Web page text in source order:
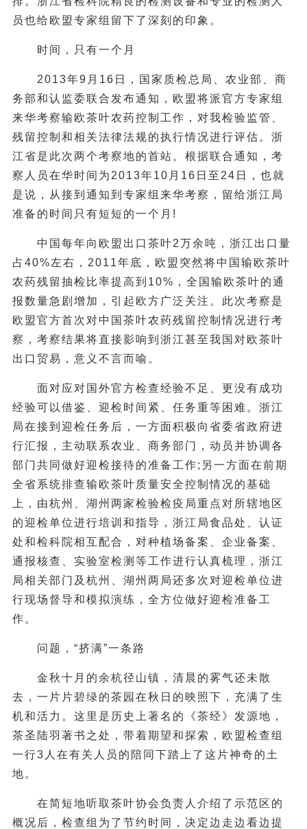
员也给欧盟专家组留下了深刻的印象。
时间，只有一个月
2013年9月16日，国家质检总局、农业部、商
务部和认监委联合发布通知，欧盟将派官方专家组
来华考察输欧茶叶农药控制工作，对我检验监管、
残留控制和相关法律法规的执行情况进行评估。浙
江省是此次两个考察地的首站。根据联合通知，考
察人员在华时间为2013年10月16日至24日，也就
是说，从接到通知到专家组来华考察，留给浙江局
准备的时间只有短短的一个月!
中国每年向欧盟出口茶叶2万余吨，浙江出口量
占40%左右，2011年底，欧盟突然将中国输欧茶叶
农药残留抽检比率提高到10%，全国输欧茶叶的通
报数量急剧增加，引起欧方广泛关注。此次考察是
欧盟官方首次对中国茶叶农药残留控制情况进行考
察，考察结果将直接影响到浙江甚至我国对欧茶叶
出口贸易，意义不言而喻。
面对应对国外官方检查经验不足、更没有成功
经验可以借鉴、迎检时间紧、任务重等困难。浙江
局在接到迎检任务后，一方面积极向省委省政府进
行汇报，主动联系农业、商务部门，动员并协调各
部门共同做好迎检接待的准备工作;另一方面在前期
全省系统排查输欧茶叶质量安全控制情况的基础
上，由杭州、湖州两家检验检疫局重点对所辖地区
的迎检单位进行培训和指导，浙江局食品处、认证
处和检科院相互配合，对种植场备案、企业备案、
通报核查、实验室检测等工作进行认真梳理，浙江
局相关部门及杭州、湖州两局还多次对迎检单位进
行现场督导和模拟演练，全方位做好迎检准备工
作。
问题，“挤满”一条路
金秋十月的余杭径山镇，清晨的雾气还未散
去，一片片碧绿的茶园在秋日的映照下，充满了生
机和活力。这里是历史上著名的《茶经》发源地，
茶圣陆羽著书之处，带着期望和探索，欧盟检查组
一行3人在有关人员的陪同下踏上了这片神奇的土
地。
在简短地听取茶叶协会负责人介绍了示范区的
概况后，检查组为了节约时间，决定边走边看边提